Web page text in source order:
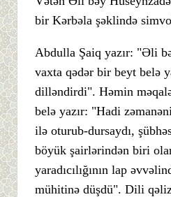
bir Kərbəla şəklində
Abdulla Şaiq yazır: "Əli
vaxta qədər bir beyt belə
dilləndirdi". Həmin
belə yazır: "Hadi
ilə oturub-dursaydı,
böyük şairlərindən biri
yaradıcılığının lap
mühitinə düşdü". Dili